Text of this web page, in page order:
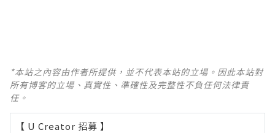
*本站之內容由作者所提供，並不代表本站的立場。因此本站對
所有博客的立場、真實性、準確性及完整性不負任何法律責
任。
【 U Creator 招募 】